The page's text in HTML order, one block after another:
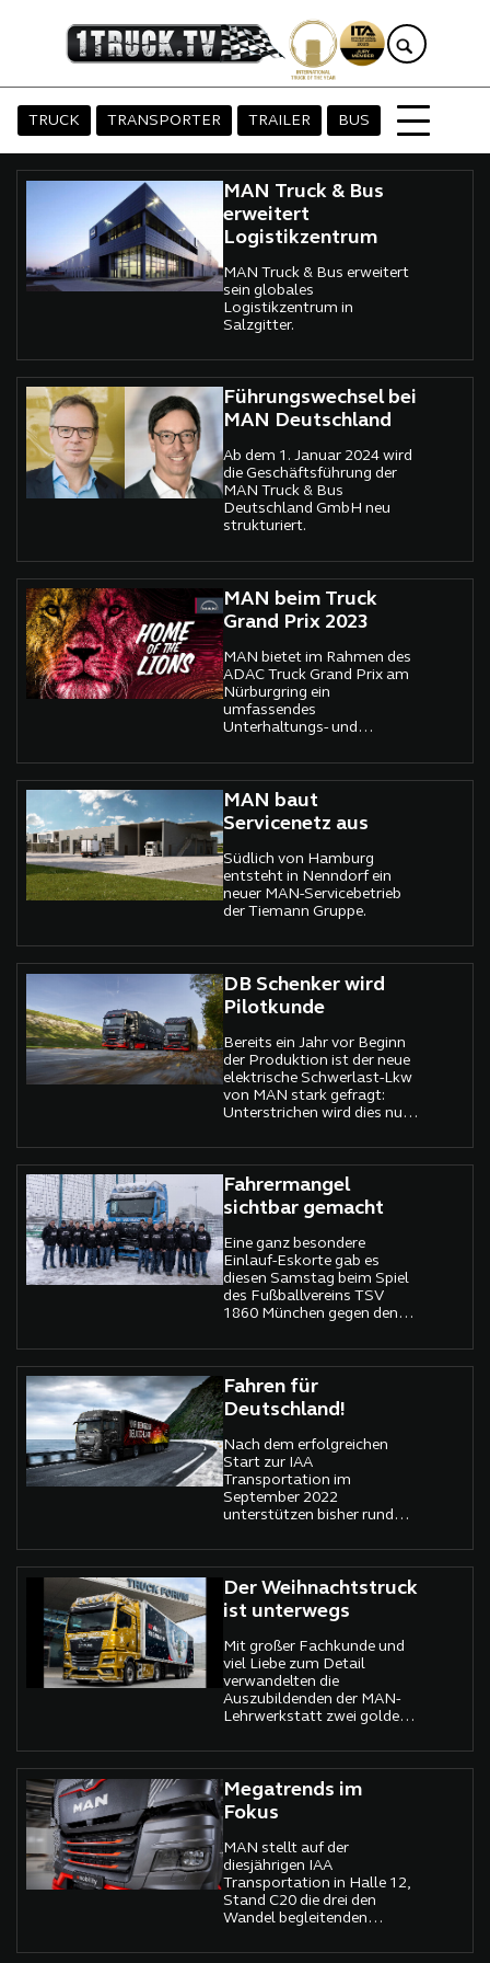
TRUCK TRANSPORTER TRAILER BUS
MAN Truck & Bus
erweitert
Logistikzentrum
MAN Truck & Bus erweitert
sein globales
Logistikzentrum in
Salzgitter.
Führungswechsel bei
MAN Deutschland
Ab dem 1. Januar 2024 wird
die Geschäftsführung der
MAN Truck & Bus
Deutschland GmbH neu
strukturiert.
MAN beim Truck
Grand Prix 2023
MAN bietet im Rahmen des
ADAC Truck Grand Prix am
Nürburgring ein
umfassendes
Unterhaltungs- und
MAN baut
Servicenetz aus
Südlich von Hamburg
entsteht in Nenndorf ein
neuer MAN-Servicebetrieb
der Tiemann Gruppe.
DB Schenker wird
Pilotkunde
Bereits ein Jahr vor Beginn
der Produktion ist der neue
elektrische Schwerlast-Lkw
von MAN stark gefragt:
Unterstrichen wird dies nun
zwischen DB Schenker und
MAN, die die Einflottung
des neuen MAN eTrucks
beinhaltet.
Fahrermangel
sichtbar gemacht
Eine ganz besondere
Einlauf-Eskorte gab es
diesen Samstag beim Spiel
des Fußballvereins TSV
1860 München gegen den
üblich Kinder, eskortierten
diesmal Lkw-Fahrer die
Spieler auf den Rasen.
Fahren für
Deutschland!
Nach dem erfolgreichen
Start zur IAA
Transportation im
September 2022
unterstützen bisher rund
Logistikunternehmen aus
dem gesamten
Bundesgebiet die von MAN
Truck & Bus Deutschland,
Trucker’s World und MAN
Financial Services ins Leben
gerufene Initiative „Fahren
für Deutschland“.
Der Weihnachtstruck
ist unterwegs
Mit großer Fachkunde und
viel Liebe zum Detail
verwandelten die
Auszubildenden der MAN-
Lehrwerkstatt zwei goldene
Aufliegern in den
traditionsreichen MAN
Weihnachtstruck
Megatrends im
Fokus
MAN stellt auf der
diesjährigen IAA
Transportation in Halle 12,
Stand C20 die drei den
Wandel begleitenden
NullEmissionen für den CO2